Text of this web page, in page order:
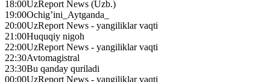
18:00UzReport News (Uzb.)
19:00Ochig’ini_Aytganda_
20:00UzReport News - yangiliklar vaqti
21:00Huquqiy nigoh
22:00UzReport News - yangiliklar vaqti
22:30Avtomagistral
23:30Bu qanday quriladi
00:00UzReport News - yangiliklar vaqti